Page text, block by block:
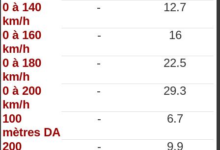
0 à 140
km/h
- 12.7
0 à 160
km/h
- 16
0 à 180
km/h
- 22.5
0 à 200
km/h
- 29.3
100
mètres DA
- 6.7
200 - 9.9